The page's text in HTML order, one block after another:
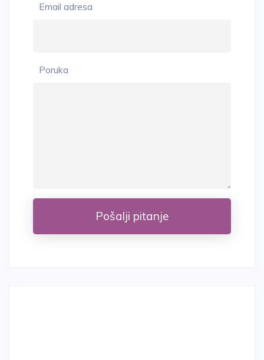
Email adresa
Poruka
Pošalji pitanje